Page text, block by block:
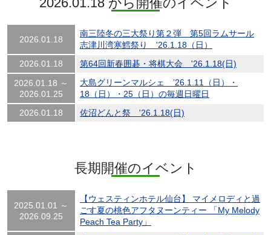
2026.01.18
南三陸冬の三大祭り第２弾 第5回ラムサール
志津川湾寒鱈祭り '26.1.18（日）
2026.01.18
第64回新春囲碁・将棋大会 '26.1.18(日)
2026.01.18 ～
2026.01.25
大島グリーンマルシェ ’26.1.11（日）・
18（日）・25（日）の毎週日曜日
2026.01.18
佐沼どんと祭 '26.1.18(日)
長期開催のイベント
2025.01.01 ～
2026.09.25
【ウェスティンホテル仙台】 マイメロディと過
ごす夏の桃色アフタヌーンティー 「My Melody
Peach Tea Party」